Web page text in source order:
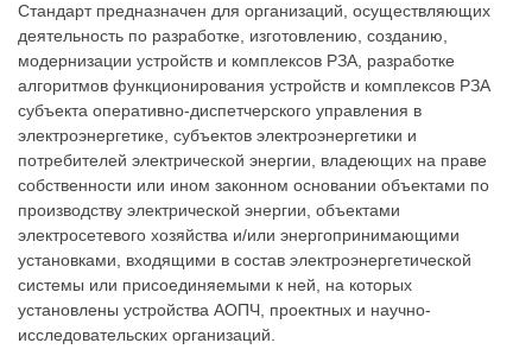
Стандарт предназначен для организаций, осуществляющих
деятельность по разработке, изготовлению, созданию,
модернизации устройств и комплексов РЗА, разработке
алгоритмов функционирования устройств и комплексов РЗА
субъекта оперативно-диспетчерского управления в
электроэнергетике, субъектов электроэнергетики и
потребителей электрической энергии, владеющих на праве
собственности или ином законном основании объектами по
производству электрической энергии, объектами
электросетевого хозяйства и/или энергопринимающими
установками, входящими в состав электроэнергетической
системы или присоединяемыми к ней, на которых
установлены устройства АОПЧ, проектных и научно-
исследовательских организаций.